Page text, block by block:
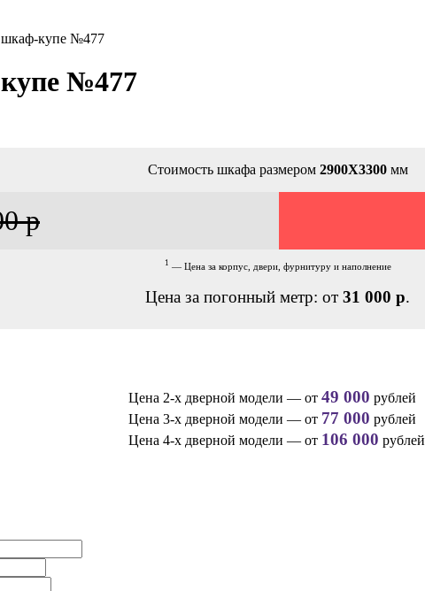
купе №477
№477
Стоимость шкафа размером 2900Х3300мм
р
1 — Цена за корпус, двери, фурнитуру и наполнение
Цена за погонный метр: от 31 000 р.
Цена 2-х дверной модели — от 49 000 рублей
Цена 3-х дверной модели — от 77 000 рублей
Цена 4-х дверной модели — от 106 000 рублей